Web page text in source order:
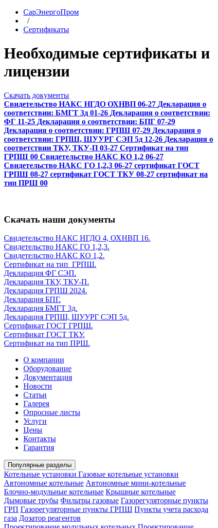
СарЭнергоПром
/
Сертификаты
Необходимые сертификаты и
лицензии
Скачать документы
Свидетельство НАКС НГДО ОХНВП 06-27 Декларация о
соответствии: БМГТ 3д 01-26 Декларация о соответствии:
ФГ 11-25 Декларация о соответствии: БПГ 07-29
Декларация о соответствии: ГРПШ 07-29 Декларация о
соответствии: ГРПШ, ШУУРГ СЭП 5д 12-26 Декларация о
соответствии ТКУ, ТКУ-П 03-27 Сертификат на тип
ГРПШ 00 Свидетельство НАКС КО 1,2 06-27
Свидетельство НАКС ГО 1,2,3 06-27 сертификат ГОСТ
ГРПШ 08-27 сертификат ГОСТ ТКУ 08-27 сертификат на
тип ПРШ 00
Скачать наши документы
Свидетельство НАКС НГДО 4, ОХНВП 16.
Свидетельство НАКС ГО 1,2,3.
Свидетельство НАКС КО 1,2.
Cертификат на тип_ГРПШ.
Декларация ФГ СЭП.
Декларация ТКУ, ТКУ-П.
Декларация ГРПШ 2024.
Декларация БПГ.
Декларация БМГТ 3д.
Декларация ГРПШ, ШУУРГ СЭП 5д.
Сертификат ГОСТ ГРПШ.
Сертификат ГОСТ ТКУ.
Сертификат на тип ПРШ.
О компании
Оборудование
Документация
Новости
Статьи
Галерея
Опросные листы
Услуги
Цены
Контакты
Гарантия
Популярные разделы
Котельные установки Газовые котельные установки
Автономные котельные Автономные мини-котельные
Блочно-модульные котельные Крышные котельные
Дымовые трубы Фильтры газовые Газорегуляторные пункты
ГРП Газорегуляторные пункты ГРПШ Пункты учета расхода
газа Дозатор реагентов